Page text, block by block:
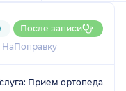
НаПоправку
После записи
Прием ортопеда